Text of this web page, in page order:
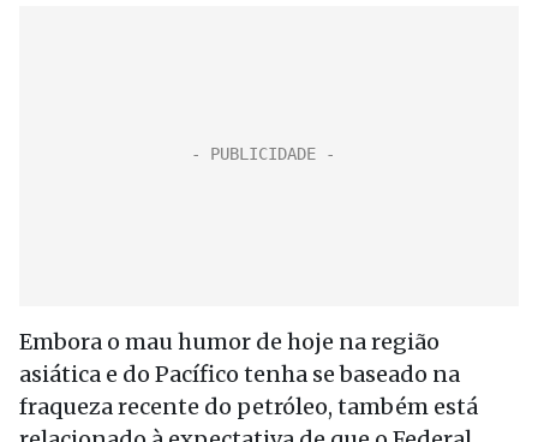
Embora o mau humor de hoje na região
asiática e do Pacífico tenha se baseado na
fraqueza recente do petróleo, também está